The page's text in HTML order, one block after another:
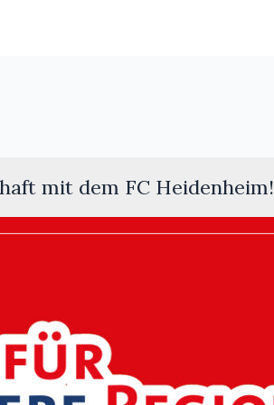
mit dem FC Heidenheim!